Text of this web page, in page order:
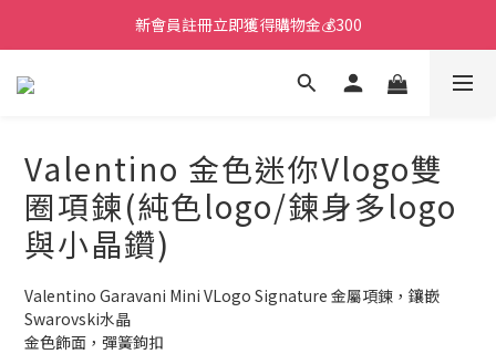
新會員註冊立即獲得購物金💰300
Valentino 金色迷你Vlogo雙
圈項鍊(純色logo/鍊身多logo
與小晶鑽)
Valentino Garavani Mini VLogo Signature 金屬項鍊，鑲嵌
Swarovski水晶
金色飾面，彈簧鉤扣